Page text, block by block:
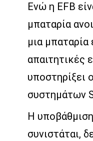
Ενώ η EFB
μπαταρία
μια μπαταρία
απαιτητικές
υποστηρίξει
συστημάτων
Η
συνιστάται,